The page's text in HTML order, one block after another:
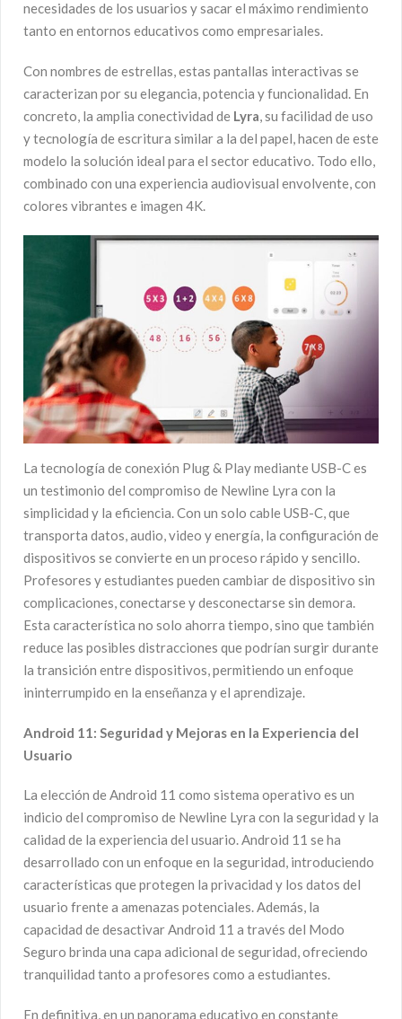
necesidades de los usuarios y sacar el máximo rendimiento
tanto en entornos educativos como empresariales.
Con nombres de estrellas, estas pantallas interactivas se
caracterizan por su elegancia, potencia y funcionalidad. En
concreto, la amplia conectividad de Lyra, su facilidad de uso
y tecnología de escritura similar a la del papel, hacen de este
modelo la solución ideal para el sector educativo. Todo ello,
combinado con una experiencia audiovisual envolvente, con
colores vibrantes e imagen 4K.
La tecnología de conexión Plug & Play mediante USB-C es
un testimonio del compromiso de Newline Lyra con la
simplicidad y la eficiencia. Con un solo cable USB-C, que
transporta datos, audio, video y energía, la configuración de
dispositivos se convierte en un proceso rápido y sencillo.
Profesores y estudiantes pueden cambiar de dispositivo sin
complicaciones, conectarse y desconectarse sin demora.
Esta característica no solo ahorra tiempo, sino que también
reduce las posibles distracciones que podrían surgir durante
la transición entre dispositivos, permitiendo un enfoque
ininterrumpido en la enseñanza y el aprendizaje.
Android 11: Seguridad y Mejoras en la Experiencia del
Usuario
La elección de Android 11 como sistema operativo es un
indicio del compromiso de Newline Lyra con la seguridad y la
calidad de la experiencia del usuario. Android 11 se ha
desarrollado con un enfoque en la seguridad, introduciendo
características que protegen la privacidad y los datos del
usuario frente a amenazas potenciales. Además, la
capacidad de desactivar Android 11 a través del Modo
Seguro brinda una capa adicional de seguridad, ofreciendo
tranquilidad tanto a profesores como a estudiantes.
En definitiva, en un panorama educativo en constante